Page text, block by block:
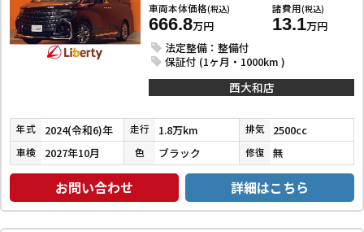
車両本体価格(税込)
666.8万円
諸費用(税込)
13.1万円
法定整備：整備付
保証付 (1ヶ月・1000km )
西大和店
年式 2024(令和6)年 走行 1.8万km 排気 2500cc
車検 2027年10月 色 ブラック 修復 無
お問い合わせ 詳細はこちら